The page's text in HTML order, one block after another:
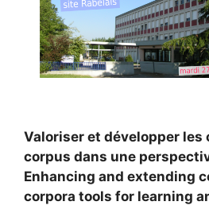
Valoriser et développer les
corpus dans une
Enhancing and extending
corpora tools for learning